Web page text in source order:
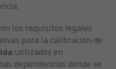
los requisitos legales
para la calibración de
utilizados en
dependencias donde se